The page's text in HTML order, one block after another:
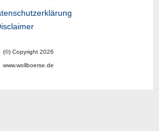
(©) Copyright 2026
www.wollboerse.de